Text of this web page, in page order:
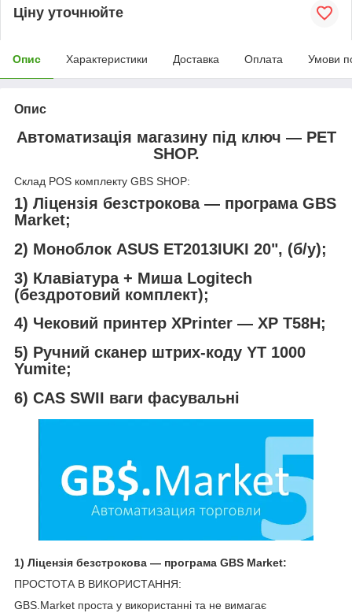
Ціну уточнюйте
Опис Характеристики Доставка Оплата Умови
Опис
Автоматизація магазину під ключ — PET
SHOP.
Склад POS комплекту GBS SHOP:
1) Ліцензія безстрокова — програма GBS
Market;
2) Моноблок ASUS ET2013IUKI 20", (б/у);
3) Клавіатура + Миша Logitech
(бездротовий комплект);
4) Чековий принтер XPrinter — XP T58H;
5) Ручний сканер штрих-коду YT 1000
Yumite;
6) CAS SWII ваги фасувальні
1) Ліцензія безстрокова — програма GBS Market:
ПРОСТОТА В ВИКОРИСТАННЯ:
GBS.Market проста у використанні та не вимагає